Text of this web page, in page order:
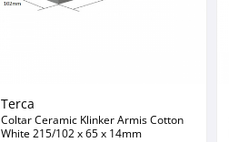
Terca
Coltar Ceramic Klinker Armis Cotton
White 215/102 x 65 x 14mm